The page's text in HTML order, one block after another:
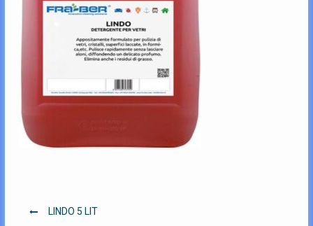
Πλοήγηση
LIΝDO 5 LIT